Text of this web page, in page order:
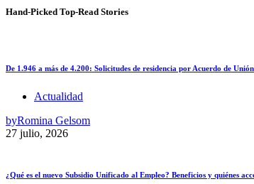
Hand-Picked Top-Read Stories
De 1.946 a más de 4.200: Solicitudes de residencia por Acuerdo de
Actualidad
byRomina Gelsom
27 julio, 2026
¿Qué es el nuevo Subsidio Unificado al Empleo? Beneficios y quiénes